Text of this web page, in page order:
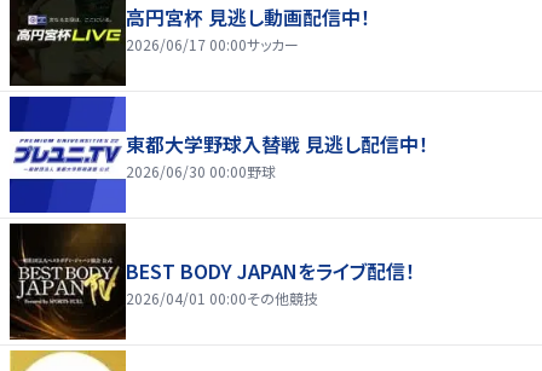
高円宮杯 見逃し動画配信中！
2026/06/17 00:00サッカー
東都大学野球入替戦 見逃し配信中！
2026/06/30 00:00野球
BEST BODY JAPANをライブ配信！
2026/04/01 00:00その他競技